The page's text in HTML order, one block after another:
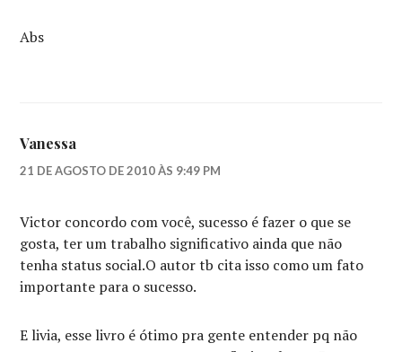
Abs
Vanessa
21 DE AGOSTO DE 2010 ÀS 9:49 PM
Victor concordo com você, sucesso é fazer o que se
gosta, ter um trabalho significativo ainda que não
tenha status social.O autor tb cita isso como um fato
importante para o sucesso.
E livia, esse livro é ótimo pra gente entender pq não